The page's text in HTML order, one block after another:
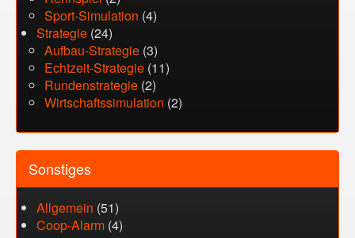
Sport-Simulation (4)
Strategie (24)
Aufbau-Strategie (3)
Echtzeit-Strategie (11)
Rundenstrategie (2)
Wirtschaftssimulation (2)
Sonstiges
Allgemein (51)
Coop-Alarm (4)